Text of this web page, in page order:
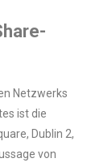
Netzwerks
ist die
Dublin 2,
von